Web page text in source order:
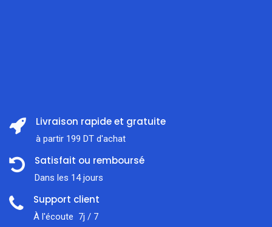
Livraison rapide et gratuite
à partir 199 DT d'achat
Satisfait ou remboursé
Dans les 14 jours
Support client
À l'écoute 7j / 7